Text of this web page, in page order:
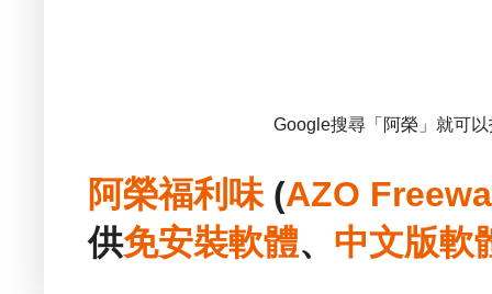
Google搜尋「阿榮」就可
阿榮福利味(AZO
供免安裝軟體、 中文版軟